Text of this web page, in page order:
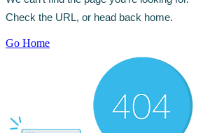
Check the URL, or head back home.
Go Home